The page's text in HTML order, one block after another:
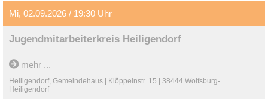
Mi, 02.09.2026 / 19:30 Uhr
Jugendmitarbeiterkreis Heiligendorf
mehr ...
Heiligendorf, Gemeindehaus | Klöppelnstr. 15 | 38444 Wolfsburg-
Heiligendorf